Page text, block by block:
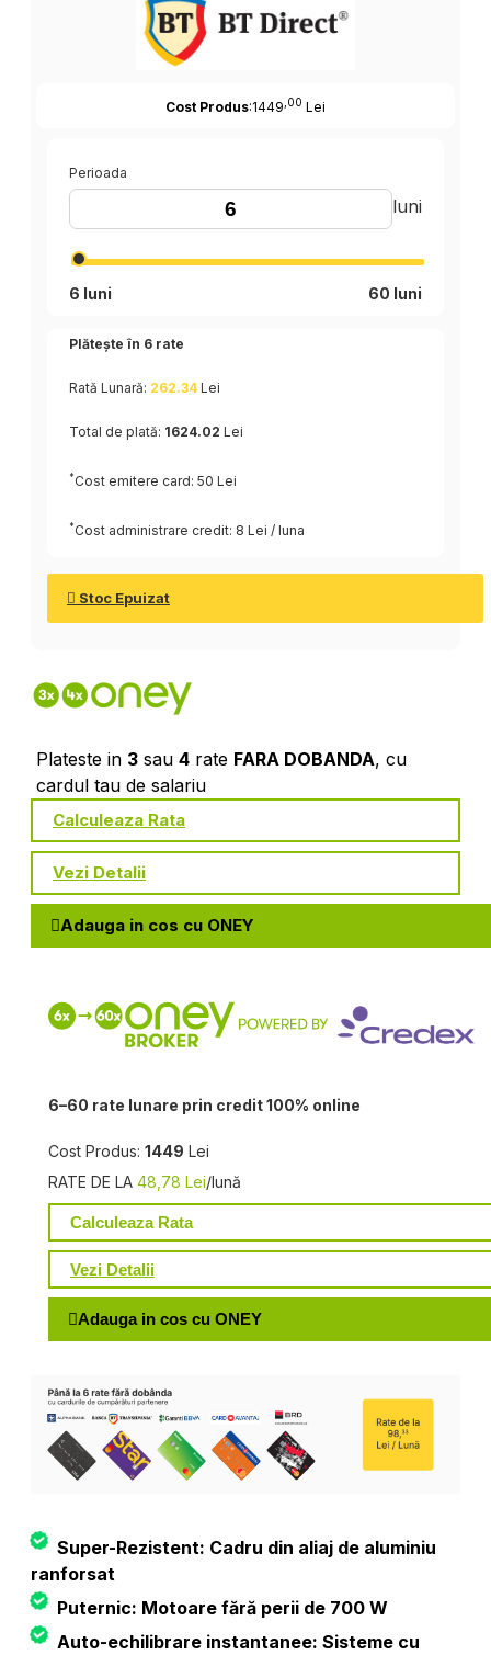
Cost Produs:1449 ,00 Lei
Perioada
luni
6 luni 60 luni
Plătește în 6 rate
Rată Lunară: 262.34 Lei
Total de plată: 1624.02 Lei
* Cost emitere card: 50 Lei
* Cost administrare credit: 8 Lei / luna
Stoc Epuizat
Plateste in 3 sau 4 rate FARA DOBANDA, cu
cardul tau de salariu
Calculeaza Rata
Vezi Detalii
Adauga in cos cu ONEY
6–60 rate lunare prin credit 100% online
Cost Produs: 1449 Lei
RATE DE LA 48,78 Lei/lună
Calculeaza Rata
Vezi Detalii
Adauga in cos cu ONEY
Super-Rezistent: Cadru din aliaj de aluminiu
ranforsat
Puternic: Motoare fără perii de 700 W
Auto-echilibrare instantanee: Sisteme cu